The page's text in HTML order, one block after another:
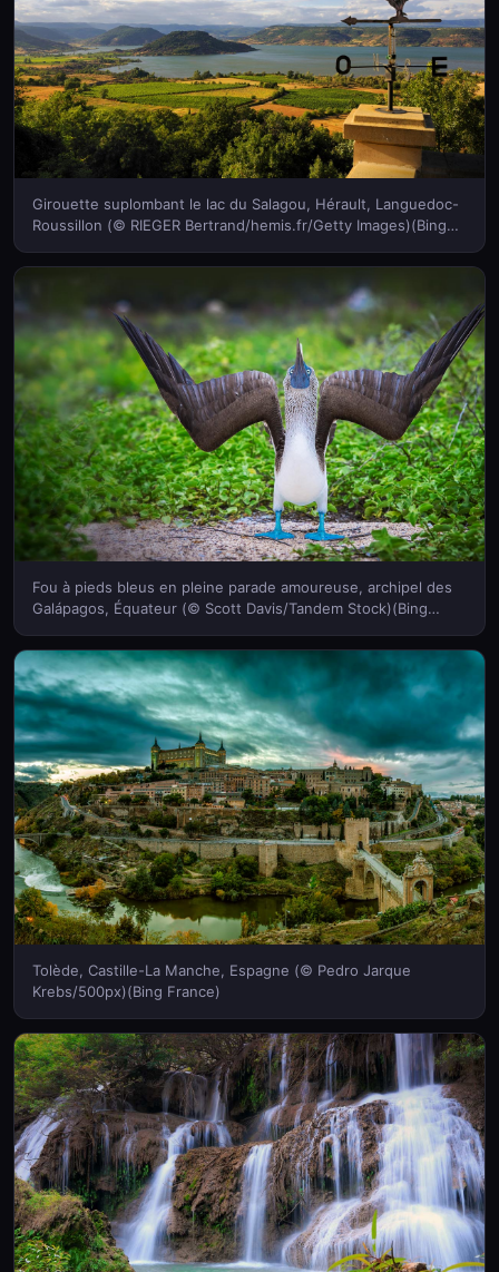
Girouette suplombant le lac du Salagou, Hérault, Languedoc-
Roussillon (© RIEGER Bertrand/hemis.fr/Getty Images)(Bing
Fou à pieds bleus en pleine parade amoureuse, archipel des
Galápagos, Équateur (© Scott Davis/Tandem Stock)(Bing
Tolède, Castille-La Manche, Espagne (© Pedro Jarque
Krebs/500px)(Bing France)